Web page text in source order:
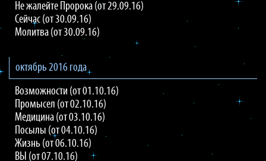
Не жалейте Пророка (от 29.09.16)
Сейчас (от 30.09.16)
Молитва (от 30.09.16)
октябрь 2016 года
Возможности (от 01.10.16)
Промысел (от 02.10.16)
Медицина (от 03.10.16)
Посылы (от 04.10.16)
Жизнь (от 06.10.16)
ВЫ (от 07.10.16)